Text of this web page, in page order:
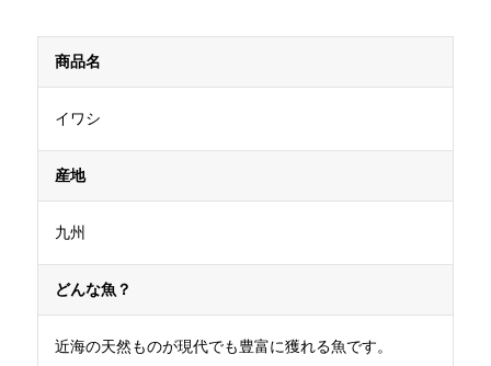
商品名
イワシ
産地
九州
どんな魚？
近海の天然ものが現代でも豊富に獲れる魚です。